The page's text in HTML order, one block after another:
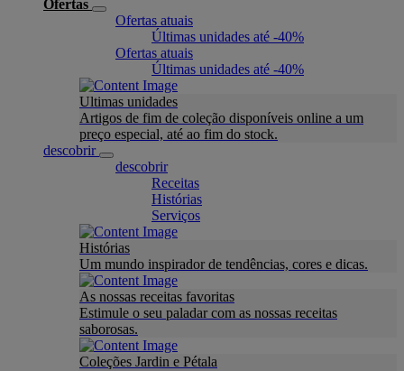
Ofertas
Ofertas atuais
Últimas unidades até -40%
Ofertas atuais
Últimas unidades até -40%
Ultimas unidades
Artigos de fim de coleção disponíveis online a um
preço especial, até ao fim do stock.
descobrir
descobrir
Receitas
Histórias
Serviços
Histórias
Um mundo inspirador de tendências, cores e dicas.
As nossas receitas favoritas
Estimule o seu paladar com as nossas receitas
saborosas.
Coleções Jardin e Pétala